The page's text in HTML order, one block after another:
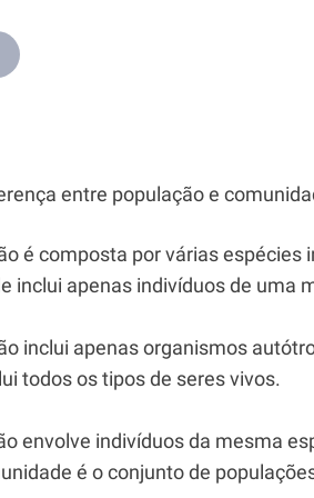
entre população e
é composta por várias espécies
inclui apenas indivíduos de uma
inclui apenas organismos
todos os tipos de seres vivos.
envolve indivíduos da mesma
é o conjunto de